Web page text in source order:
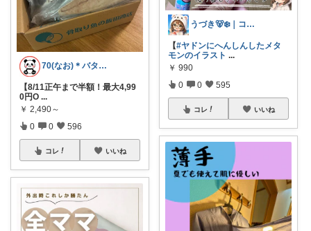
70(なお)＊バタバタな毎日をご機嫌に♡
【8/11正午まで半額！最大4,99
0円O ...
￥ 2,490～
0 0 596
コレ いいね
うづき🐻‍❄️｜コレ好き！を届けたい✨
【#ヤドンにへんしんしたメタ
モンのイラスト ...
￥ 990
0 0 595
コレ いいね